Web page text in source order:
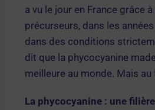
a vu le jour en France grâce
précurseurs, dans les
dans des conditions
dit que la phycocyanine
meilleure au monde. Mais au
La phycocyanine : une